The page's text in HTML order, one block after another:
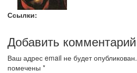
Ссылки:
Добавить комментарий
Ваш адрес email не будет опубликован.
помечены *